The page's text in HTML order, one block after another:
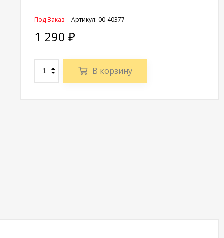
Артикул: 00-40377
Под Заказ
1 290 ₽
В корзину